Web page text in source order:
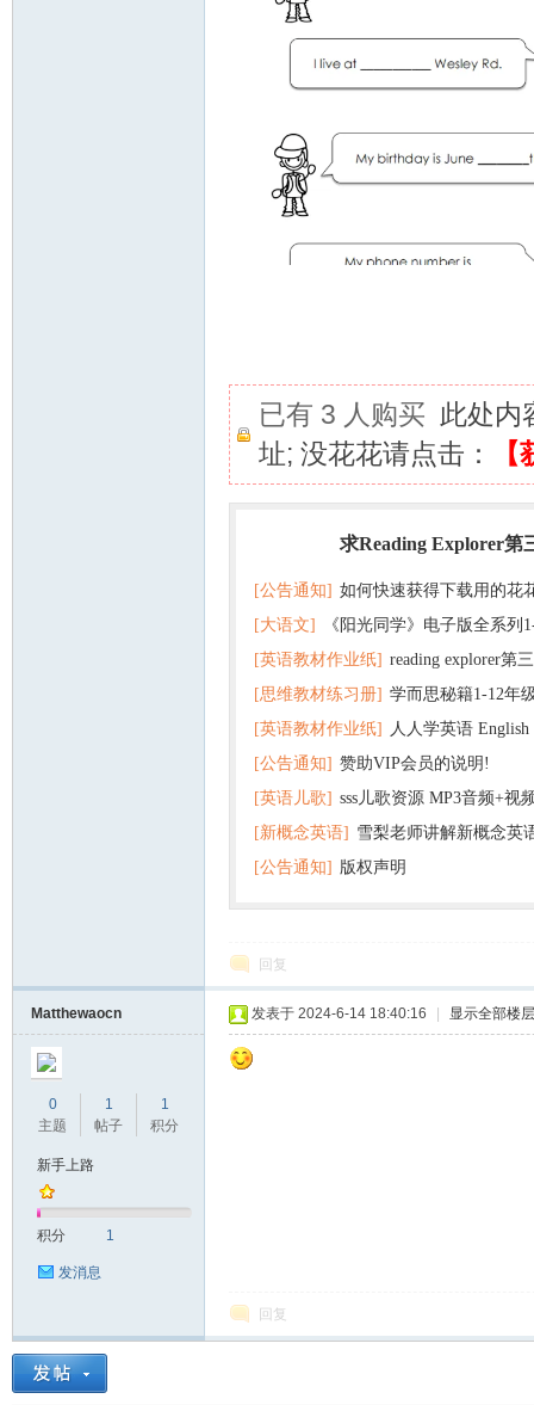
已有 3 人购买 此处内
址; 没花花请点击：
求Reading Explorer第
[公告通知] 如何快速获得下载用的花
[大语文]
《阳光同学》电子版全系列
+英语
[英语教材作业纸] reading explorer第
+音频 百度云网盘下载
[思维教材练习册] 学而思秘籍1-12年
子版PDF全册 百度网盘
[英语教材作业纸] 人人学英语
版pdf 百度网盘下载
[公告通知] 赞助VIP会员的说明!
[英语儿歌] sss儿歌资源 MP3音频+视
百度云网盘下载
[新概念英语] 雪梨老师讲解新概念英
[公告通知] 版权声明
回复
Matthewaocn
0
主题
1
帖子
1
积分
新手上路
积分 1
发消息
发表于 2024-6-14 18:40:16 显示全部楼层
回复